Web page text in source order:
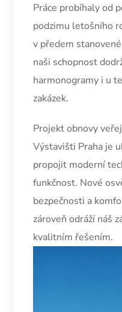
Práce probíhaly od
podzimu letošního
v předem
naši schopnost
harmonogramy i u
zakázek.
Projekt obnovy
Výstavišti Praha je
propojit moderní
funkčnost. Nové
bezpečnosti a
zároveň odráží náš
kvalitním řešením.